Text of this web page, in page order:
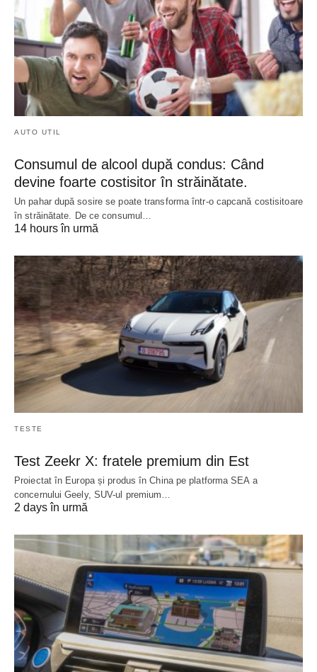
AUTO UTIL
Consumul de alcool după condus: Când
devine foarte costisitor în străinătate.
Un pahar după sosire se poate transforma într-o capcană costisitoare
în străinătate. De ce consumul…
14 hours în urmă
TESTE
Test Zeekr X: fratele premium din Est
Proiectat în Europa și produs în China pe platforma SEA a
concernului Geely, SUV-ul premium…
2 days în urmă